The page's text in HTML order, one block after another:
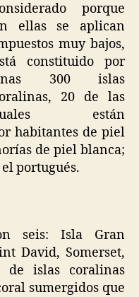
porque
ellas se aplican
muy bajos,
constituido por
300 islas
20 de las
están
habitantes de piel
de piel blanca;
portugués.
seis: Isla Gran
David, Somerset,
islas coralinas
sumergidos que